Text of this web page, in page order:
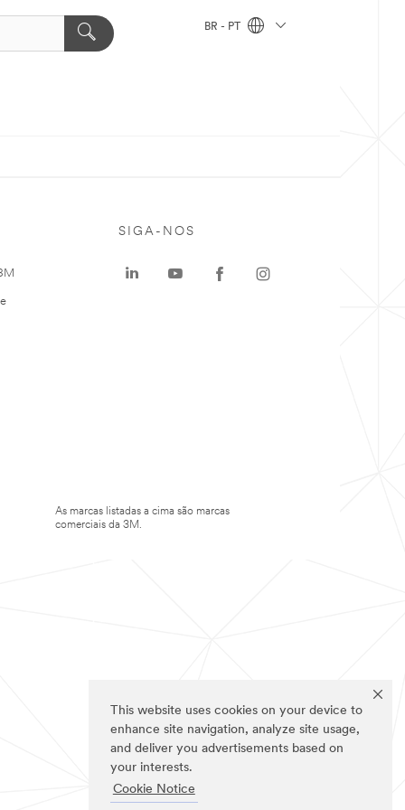
This website uses cookies on your device to
enhance site navigation, analyze site usage,
and deliver you advertisements based on
your interests.
Cookie Notice
BR - PT
SIGA-NOS
As marcas listadas a cima são marcas
comerciais da 3M.